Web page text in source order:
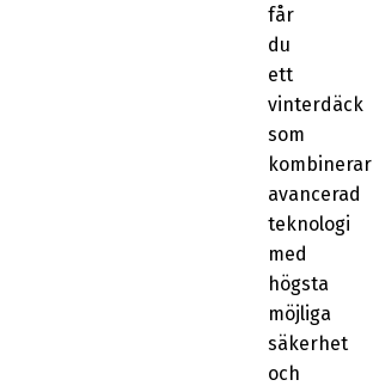
får
du
ett
vinterdäck
som
kombinerar
avancerad
teknologi
med
högsta
möjliga
säkerhet
och